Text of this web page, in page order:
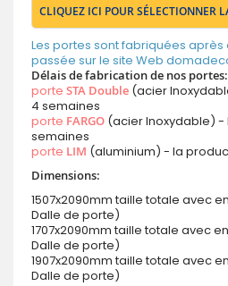
CLIQUEZ ICI POUR SÉLECTIONNER
Les portes sont fabriquées
passée sur le site Web
Délais de fabrication de nos portes:
porte STA Double (acier
4 semaines
porte FARGO (acier Inoxydable)
semaines
porte LIM (aluminium) - la
Dimensions:
1507x2090mm taille totale avec
Dalle de porte)
1707x2090mm taille totale avec
Dalle de porte)
1907x2090mm taille totale avec
Dalle de porte)